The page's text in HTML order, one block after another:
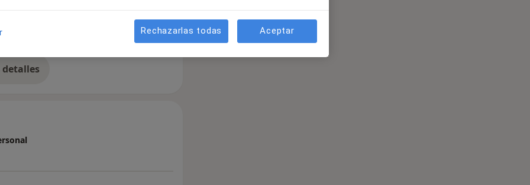
la experiencia
Rechazarlas todas Aceptar